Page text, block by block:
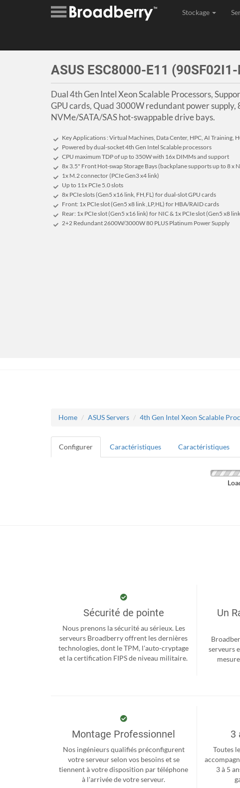
Stockage
ASUS ESC8000-E11
Dual 4th Gen Intel Xeon Scalable Processors,
GPU cards, Quad 3000W redundant power supply,
NVMe/SATA/SAS hot-swappable drive bays.
Key Applications : Virtual Machines, Data Center, HPC, AI Training,
Powered by dual-socket 4th Gen Intel Scalable processors
CPU maximum TDP of up to 350W with 16x DIMMs and support
8x 3.5" Front Hot-swap Storage Bays (backplane supports up to 8 x
1x M.2 connector (PCIe Gen3 x4 link)
Up to 11x PCIe 5.0 slots
8x PCIe slots (Gen5 x16 link, FH,FL) for dual-slot GPU cards
Front: 1x PCIe slot (Gen5 x8 link ,LP,HL) for HBA/RAID cards
Rear: 1x PCIe slot (Gen5 x16 link) for NIC & 1x PCIe slot (Gen5 x8
2+2 Redundant 2600W/3000W 80 PLUS Platinum Power Supply
Home ASUS Servers 4th Gen Intel Xeon Scalable
Configurer Caractéristiques Caractéristiques
Sécurité de pointe
Nous prenons la sécurité au sérieux. Les
serveurs Broadberry offrent les dernières
technologies, dont le TPM, l'auto-cryptage
et la certification FIPS de niveau militaire.
Un
serveurs
Montage Professionnel
Nos ingénieurs qualifiés préconfigurent
votre serveur selon vos besoins et se
tiennent à votre disposition par téléphone
à l'arrivée de votre serveur.
3
Toutes
3 à 5